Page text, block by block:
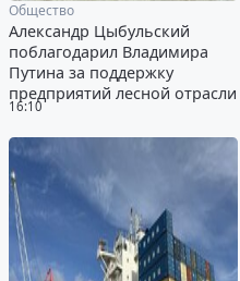
16:10
Общество
Александр Цыбульский
поблагодарил Владимира
Путина за поддержку
предприятий лесной отрасли